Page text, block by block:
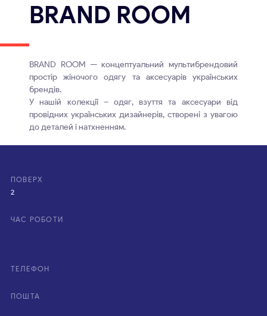
BRAND ROOM
BRAND ROOM — концептуальний мультибрендовий
простір жіночого одягу та аксесуарів українських
брендів.
У нашій колекції – одяг, взуття та аксесуари від
провідних українських дизайнерів, створені з увагою
до деталей і натхненням.
ПОВЕРХ
2
ЧАС РОБОТИ
ТЕЛЕФОН
ПОШТА